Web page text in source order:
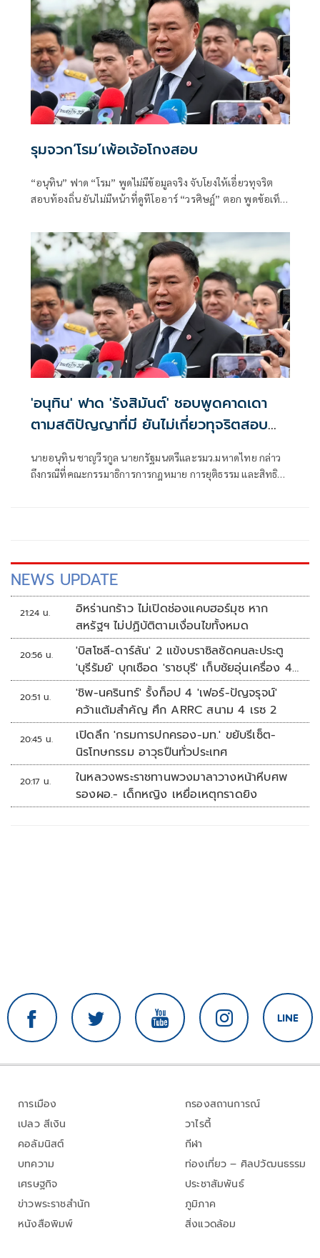
รุมจวก‘โรม’เพ้อเจ้อโกงสอบ
“อนุทิน” ฟาด “โรม” พูดไม่มีข้อมูลจริง จับโยงให้เอี่ยวทุจริต
สอบท้องถิ่น ยันไม่มีหน้าที่ดูทีโออาร์ “วรศิษฎ์” ตอก พูดข้อเท็จ
'อนุทิน' ฟาด 'รังสิมันต์' ชอบพูดคาดเดา
ตามสติปัญญาที่มี ยันไม่เกี่ยวทุจริตสอบ
นายอนุทิน ชาญวีรกูล นายกรัฐมนตรีและรมว.มหาดไทย กล่าว
ถึงกรณีที่คณะกรรมาธิการการกฎหมาย การยุติธรรม และสิทธิ
NEWS UPDATE
21:24 น.
อิหร่านกร้าว ไม่เปิดช่องแคบฮอร์มุซ หาก
สหรัฐฯ ไม่ปฏิบัติตามเงื่อนไขทั้งหมด
20:56 น.
'บิสโซลี-ดาร์ลัน' 2 แข้งบราซิลซัดคนละประตู
'บุรีรัมย์' บุกเชือด 'ราชบุรี' เก็บชัยอุ่นเครื่อง 4
นัดรวด
20:51 น.
'ชิพ-นครินทร์' รั้งท็อป 4 'เฟอร์-ปัญจรุจน์'
คว้าแต้มสำคัญ ศึก ARRC สนาม 4 เรซ 2
20:45 น.
เปิดลึก 'กรมการปกครอง-มท.' ขยับรีเซ็ต-
นิรโทษกรรม อาวุธปืนทั่วประเทศ
20:17 น.
ในหลวงพระราชทานพวงมาลาวางหน้าหีบศพ
รองผอ.- เด็กหญิง เหยื่อเหตุกราดยิง
การเมือง
เปลว สีเงิน
คอลัมนิสต์
บทความ
เศรษฐกิจ
ข่าวพระราชสำนัก
หนังสือพิมพ์
กรองสถานการณ์
วาไรตี้
กีฬา
ท่องเที่ยว – ศิลปวัฒนธรรม
ประชาสัมพันธ์
ภูมิภาค
สิ่งแวดล้อม